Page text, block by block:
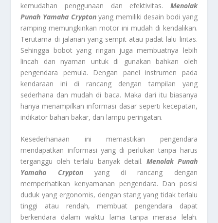
kemudahan penggunaan dan efektivitas. Menolak
Punah Yamaha Cryptonyang memiliki desain bodi yang
ramping memungkinkan motor ini mudah di kendalikan.
Terutama di jalanan yang sempit atau padat lalu lintas.
Sehingga bobot yang ringan juga membuatnya lebih
lincah dan nyaman untuk di gunakan bahkan oleh
pengendara pemula. Dengan panel instrumen pada
kendaraan ini di rancang dengan tampilan yang
sederhana dan mudah di baca. Maka dari itu biasanya
hanya menampilkan informasi dasar seperti kecepatan,
indikator bahan bakar, dan lampu peringatan.
Kesederhanaan ini memastikan pengendara
mendapatkan informasi yang di perlukan tanpa harus
terganggu oleh terlalu banyak detail. Menolak Punah
Yamaha Cryptonyang di rancang dengan
memperhatikan kenyamanan pengendara. Dan posisi
duduk yang ergonomis, dengan stang yang tidak terlalu
tinggi atau rendah, membuat pengendara dapat
berkendara dalam waktu lama tanpa merasa lelah.